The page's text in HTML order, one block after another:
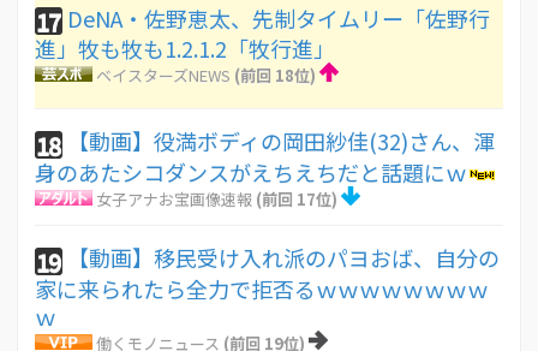
17 DeNA・佐野恵太、先制タイムリー「佐野行
進」牧も牧も1.2.1.2「牧行進」
ベイスターズNEWS (前回 18位)
18
【動画】役満ボディの岡田紗佳(32)さん、渾
身のあたシコダンスがえちえちだと話題にｗ
女子アナお宝画像速報 (前回 17位)
19
【動画】移民受け入れ派のパヨおば、自分の
家に来られたら全力で拒否るｗｗｗｗｗｗｗｗ
ｗ
働くモノニュース (前回 19位)